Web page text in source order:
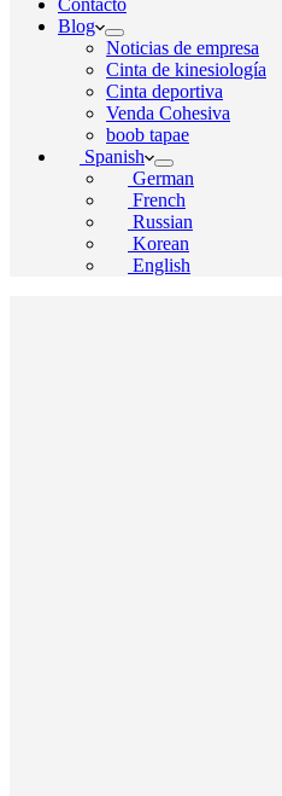
Contacto
Blog
Noticias de empresa
Cinta de kinesiología
Cinta deportiva
Venda Cohesiva
boob tapae
Spanish
German
French
Russian
Korean
English